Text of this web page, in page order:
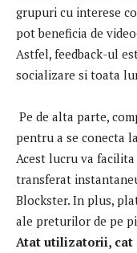
grupuri cu interese
pot beneficia de
Astfel, feedback-ul
socializare si toata
Pe de alta parte,
pentru a se conecta
Acest lucru va
transferat
Blockster. In plus,
ale preturilor de pe
Atat utilizatorii, cat